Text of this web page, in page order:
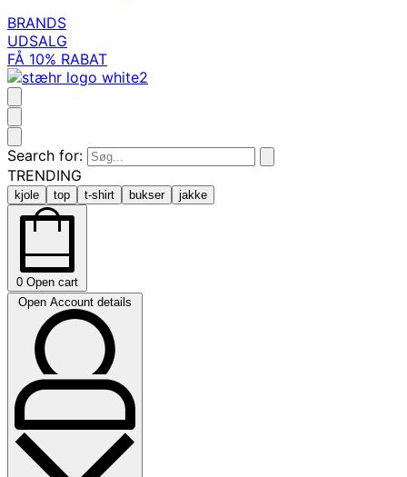
BRANDS
UDSALG
FÅ 10% RABAT
Search for:
TRENDING
kjole top t-shirt bukser jakke
0 Open cart
Open Account details